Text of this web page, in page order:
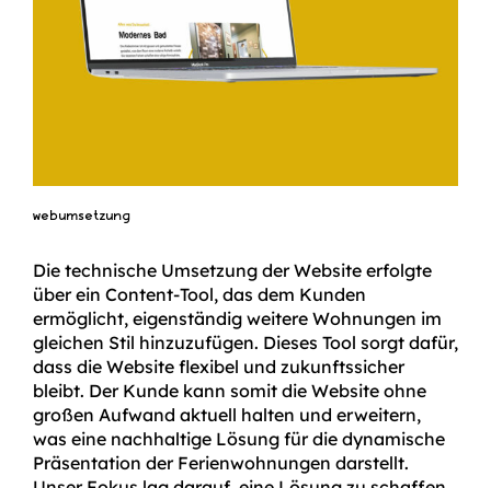
webumsetzung
Die technische Umsetzung der Website erfolgte
über ein Content-Tool, das dem Kunden
ermöglicht, eigenständig weitere Wohnungen im
gleichen Stil hinzuzufügen. Dieses Tool sorgt dafür,
dass die Website flexibel und zukunftssicher
bleibt. Der Kunde kann somit die Website ohne
großen Aufwand aktuell halten und erweitern,
was eine nachhaltige Lösung für die dynamische
Präsentation der Ferienwohnungen darstellt.